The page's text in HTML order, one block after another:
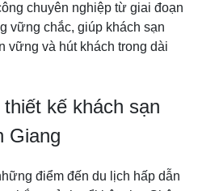
chuyên nghiệp từ giai đoạn
vững chắc, giúp khách sạn
vững và hút khách trong dài
kế khách sạn
Giang
điểm đến du lịch hấp dẫn